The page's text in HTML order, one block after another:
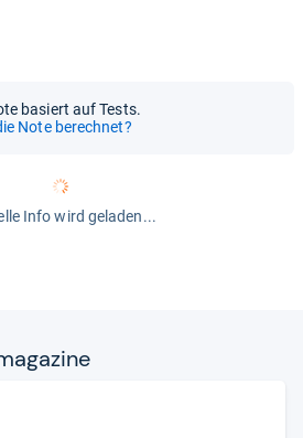
basiert auf Tests.
Note berechnet?
Info wird geladen...